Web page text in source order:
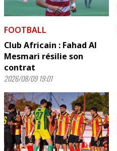
FOOTBALL
Club Africain : Fahad Al
Mesmari résilie son
contrat
2026/08/09 19:01